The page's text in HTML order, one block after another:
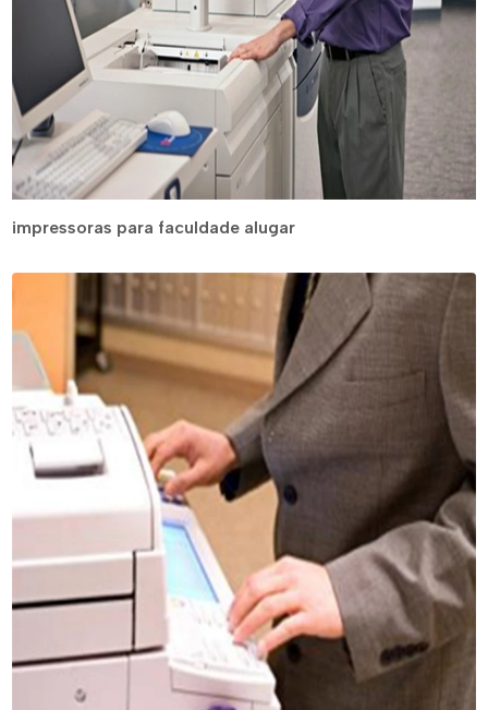
impressoras para faculdade alugar